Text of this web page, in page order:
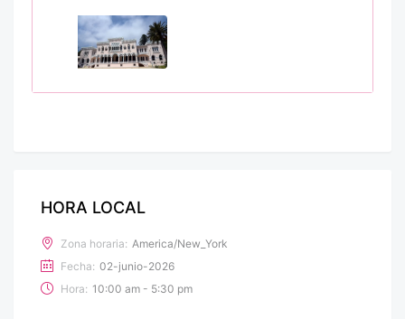
HORA LOCAL
Zona horaria: America/New_York
Fecha: 02-junio-2026
Hora: 10:00 am - 5:30 pm